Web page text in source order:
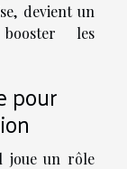
devient un
les
pour
joue un rôle